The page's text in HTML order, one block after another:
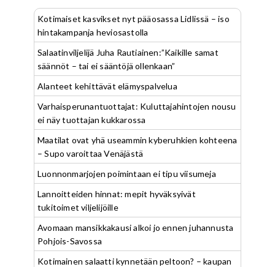
Kotimaiset kasvikset nyt pääosassa Lidlissä – iso
hintakampanja heviosastolla
Salaatinviljelijä Juha Rautiainen:”Kaikille samat
säännöt – tai ei sääntöjä ollenkaan”
Alanteet kehittävät elämyspalvelua
Varhaisperunantuottajat: Kuluttajahintojen nousu
ei näy tuottajan kukkarossa
Maatilat ovat yhä useammin kyberuhkien kohteena
– Supo varoittaa Venäjästä
Luonnonmarjojen poimintaan ei tipu viisumeja
Lannoitteiden hinnat: mepit hyväksyivät
tukitoimet viljelijöille
Avomaan mansikkakausi alkoi jo ennen juhannusta
Pohjois-Savossa
Kotimainen salaatti kynnetään peltoon? – kaupan